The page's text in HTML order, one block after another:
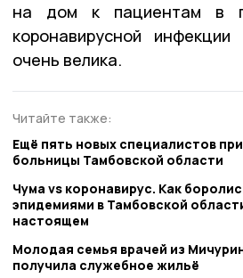
на дом к пациентам в
коронавирусной
очень велика.
Читайте также:
Ещё пять новых специалистов
больницы Тамбовской области
Чума vs коронавирус. Как
эпидемиями в Тамбовской
настоящем
Молодая семья врачей из
получила служебное жильё